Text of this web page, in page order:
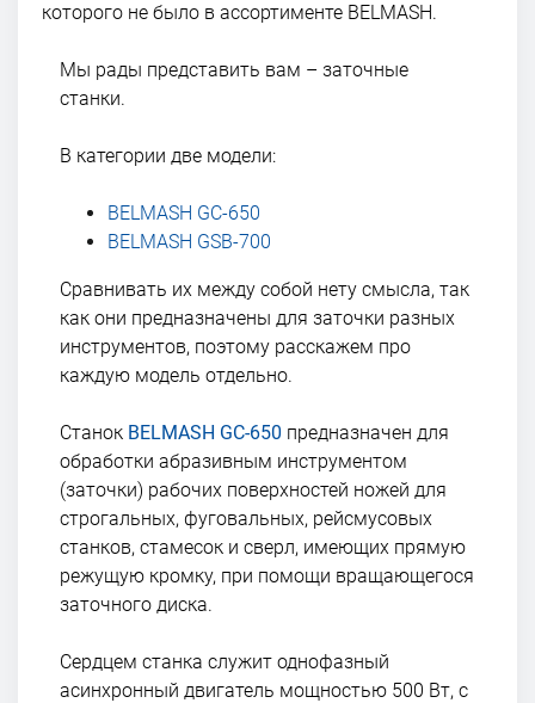
которого не было в ассортименте BELMASH.
Мы рады представить вам – заточные
станки.
В категории две модели:
BELMASH GC-650
BELMASH GSB-700
Сравнивать их между собой нету смысла, так
как они предназначены для заточки разных
инструментов, поэтому расскажем про
каждую модель отдельно.
Станок BELMASH GC-650 предназначен для
обработки абразивным инструментом
(заточки) рабочих поверхностей ножей для
строгальных, фуговальных, рейсмусовых
станков, стамесок и сверл, имеющих прямую
режущую кромку, при помощи вращающегося
заточного диска.
Сердцем станка служит однофазный
асинхронный двигатель мощностью 500 Вт, с